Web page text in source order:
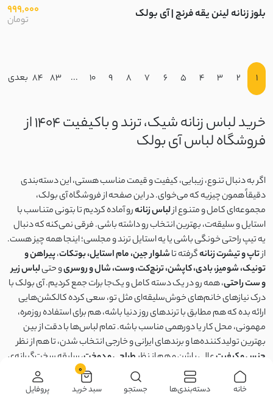
بلوز زنانه لینن یقه فرنچ | آی بولک 999,000
تومان
1
2
3
4
5
6
7
8
9
10
...
83
84 بعدی
خرید لباس زنانه شیک، ترند و باکیفیت 1404 از
فروشگاه لباس آی بولک
اگر به دنبال تنوع، زیبایی، کیفیت و قیمت مناسب هستی، این دسته‌بندی
دقیقاً همون چیزیه که می‌خوای. در این صفحه از فروشگاه آی بولک،
مجموعه‌ای کامل و متنوع ازلباس زنانهرو آماده کردیم تا بتونی متناسب با
استایل و سلیقه‌ت، بهترین انتخاب رو داشته باشی. فرقی نمی‌کنه که دنبال
یه تیپ راحتی خونگی باشی یا یه استایل ترند و مجلسی؛ اینجا همه چیز هست.
ازتاپ و تیشرت زنانهگرفته تاشلوار جین، مام استایل، بوتکات،پیراهن و
تونیک، شومیز، بادی، کاپشن، ترنچ‌کت، وست، شال و روسریو حتیلباس زیر
و ست راحتی، همه رو در یک دسته کامل و یک‌جا برات جمع کردیم. آی بولک با
درک نیازهای خانم‌های خوش‌سلیقه‌ای مثل تو، سعی کرده کالکشن‌هایی
ارائه بده که هم مطابق با ترندهای روز دنیا باشه، هم برای استفاده روزمره،
مهمونی، محل کار یا دورهمی مناسب باشه. تمام لباس‌ها با دقت از بین
بهترین تولیدکننده‌ها و برندهای ایرانی و خارجی انتخاب شدن، تا هم از نظر
جنس و کیفیتعالی باشن و هم از نظر طراحی و دوخت، سلیقه سخت‌گیرانه‌ی
خانم‌ها رو راضی کنند.
خانه دسته‌بندی‌ها جستجو
0
سبد خرید پروفایل